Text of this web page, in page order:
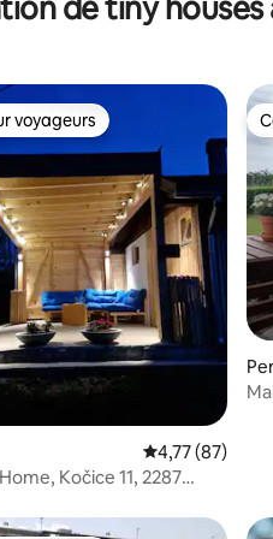
de tiny houses
de 82 commentaires : 4,93
voyageurs
voyageurs
Évaluation
4,77 (87)
Kočice 11, 2287